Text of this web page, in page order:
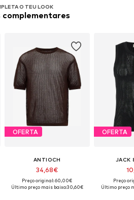
O TEU LOOK
OFERTA
ANTIOCH
34,68€
Preço original: 60,00€
Último preço mais baixo:30,60€
OFERTA
JACK
Preço
Último preço